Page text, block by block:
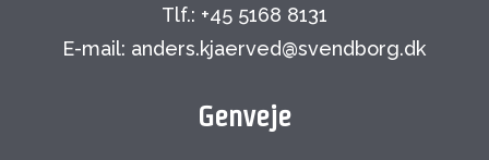
Tlf.: +45 5168 8131
E-mail: anders.kjaerved@svendborg.dk
Genveje